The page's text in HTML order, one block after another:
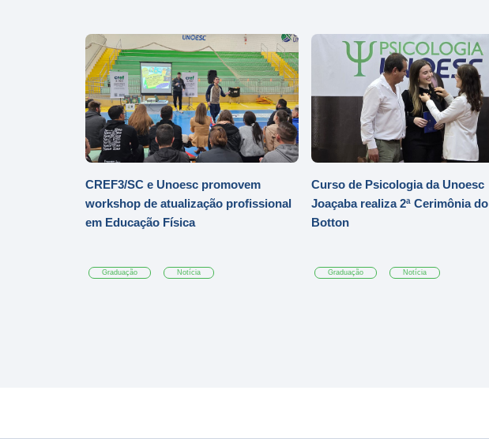
CREF3/SC e Unoesc promovem
workshop de atualização profissional
em Educação Física
Graduação Notícia
Curso de Psicologia da Unoesc
Joaçaba realiza 2ª Cerimônia do
Botton
Graduação Notícia